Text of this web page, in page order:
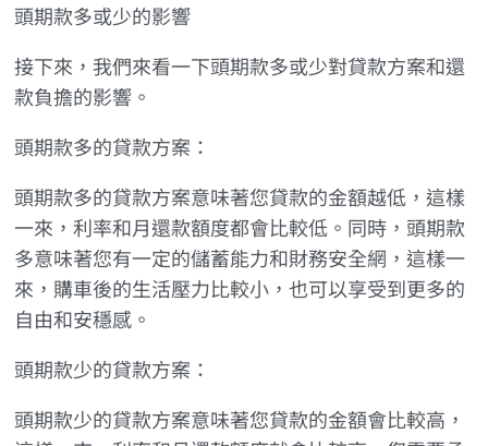
頭期款多或少的影響
接下來，我們來看一下頭期款多或少對貸款方案和還
款負擔的影響。
頭期款多的貸款方案：
頭期款多的貸款方案意味著您貸款的金額越低，這樣
一來，利率和月還款額度都會比較低。同時，頭期款
多意味著您有一定的儲蓄能力和財務安全網，這樣一
來，購車後的生活壓力比較小，也可以享受到更多的
自由和安穩感。
頭期款少的貸款方案：
頭期款少的貸款方案意味著您貸款的金額會比較高，